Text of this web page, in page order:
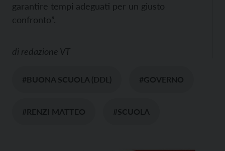
garantire tempi adeguati per un giusto
confronto”.
di redazione VT
#BUONA SCUOLA (DDL) #GOVERNO
#RENZI MATTEO #SCUOLA